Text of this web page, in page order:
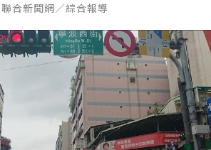
聯合新聞網／綜合報導